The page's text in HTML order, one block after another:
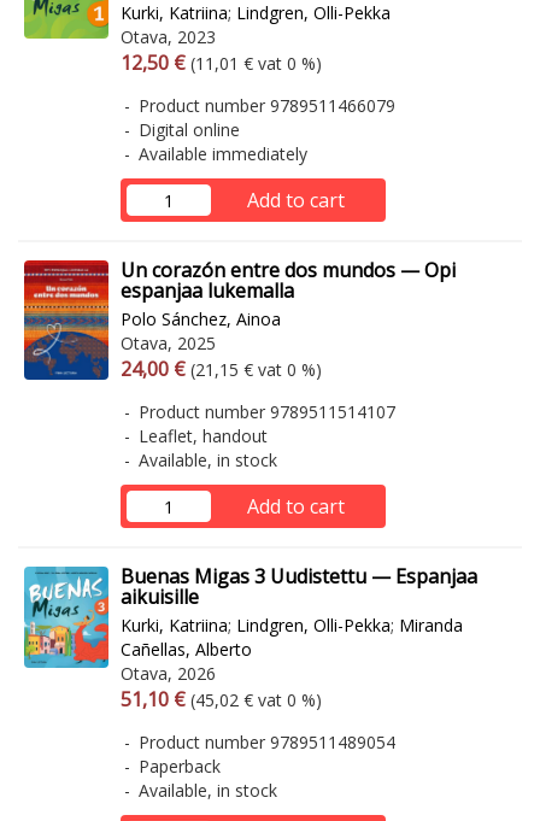
Kurki, Katriina; Lindgren, Olli-Pekka
Otava, 2023
Arvonlisäverollinen hinta
12,50 € Excl. vat
(11,01 € vat 0 %)
Product number 9789511466079
Digital online
Available immediately
Add to cart
Un corazón entre dos mundos — Opi
espanjaa lukemalla
Polo Sánchez, Ainoa
Otava, 2025
Arvonlisäverollinen hinta
24,00 € Excl. vat
(21,15 € vat 0 %)
Product number 9789511514107
Leaflet, handout
Available, in stock
Add to cart
Buenas Migas 3 Uudistettu — Espanjaa
aikuisille
Kurki, Katriina; Lindgren, Olli-Pekka; Miranda
Cañellas, Alberto
Otava, 2026
Arvonlisäverollinen hinta
51,10 € Excl. vat
(45,02 € vat 0 %)
Product number 9789511489054
Paperback
Available, in stock